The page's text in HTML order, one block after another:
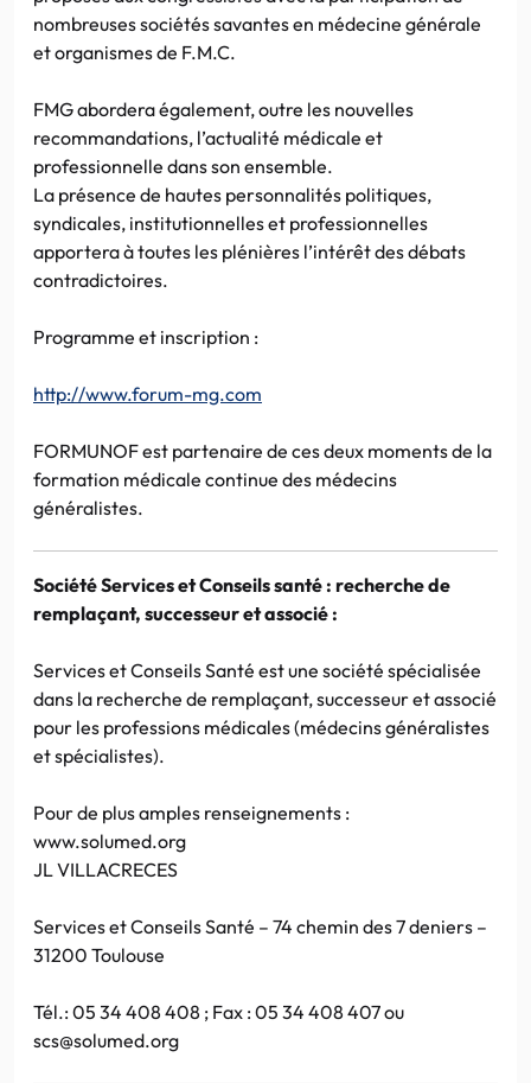
nombreuses sociétés savantes en médecine générale
et organismes de F.M.C.
FMG abordera également, outre les nouvelles
recommandations, l’actualité médicale et
professionnelle dans son ensemble.
La présence de hautes personnalités politiques,
syndicales, institutionnelles et professionnelles
apportera à toutes les plénières l’intérêt des débats
contradictoires.
Programme et inscription :
http://www.forum-mg.com
FORMUNOF est partenaire de ces deux moments de la
formation médicale continue des médecins
généralistes.
Société Services et Conseils santé : recherche de
remplaçant, successeur et associé :
Services et Conseils Santé est une société spécialisée
dans la recherche de remplaçant, successeur et associé
pour les professions médicales (médecins généralistes
et spécialistes).
Pour de plus amples renseignements :
www.solumed.org
JL VILLACRECES
Services et Conseils Santé – 74 chemin des 7 deniers –
31200 Toulouse
Tél.: 05 34 408 408 ; Fax : 05 34 408 407 ou
scs@solumed.org